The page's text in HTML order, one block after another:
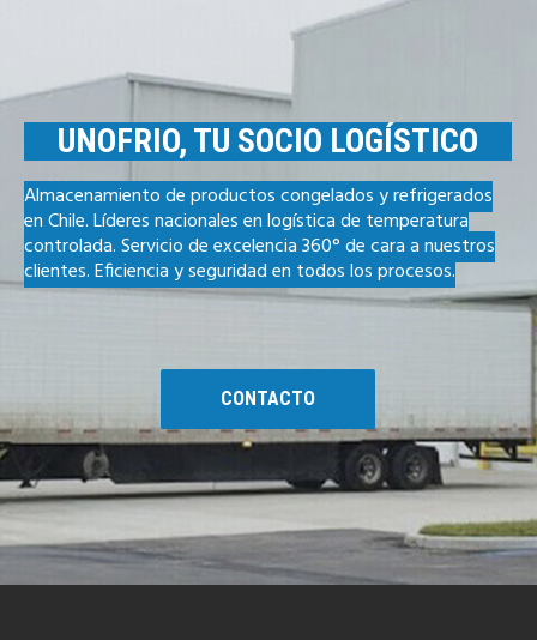
UNOFRIO, TU SOCIO LOGÍSTICO
Almacenamiento de productos congelados y refrigerados
en Chile. Líderes nacionales en logística de temperatura
controlada. Servicio de excelencia 360° de cara a nuestros
clientes. Eficiencia y seguridad en todos los procesos.
CONTACTO